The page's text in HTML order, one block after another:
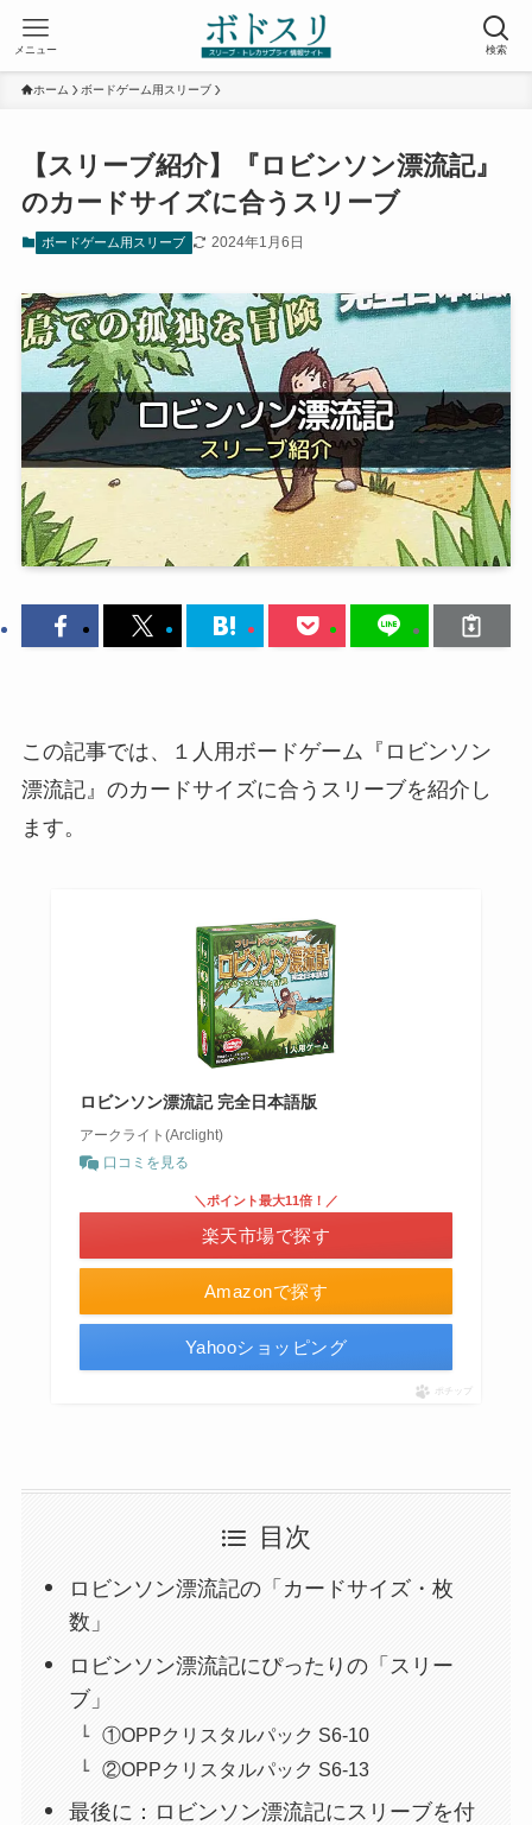
検索
メニュー
ホーム ボードゲーム用スリーブ
【スリーブ紹介】『ロビンソン漂流記』
のカードサイズに合うスリーブ
ボードゲーム用スリーブ 2024年1月6日
この記事では、１人用ボードゲーム『ロビンソン
漂流記』のカードサイズに合うスリーブを紹介し
ます。
ロビンソン漂流記 完全日本語版
アークライト(Arclight)
口コミを見る
Amazonで探す
＼ポイント最大11倍！／
楽天市場で探す
Yahooショッピング
ポチップ
目次
ロビンソン漂流記の「カードサイズ・枚
数」
ロビンソン漂流記にぴったりの「スリー
ブ」
①OPPクリスタルパック S6-10
②OPPクリスタルパック S6-13
最後に：ロビンソン漂流記にスリーブを付